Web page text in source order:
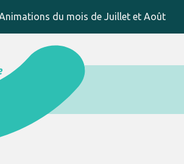
du mois de Juillet et Août